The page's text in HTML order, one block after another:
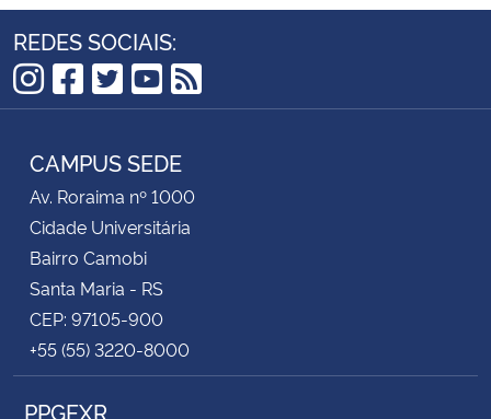
REDES SOCIAIS:
Instagram
Facebook
Twitter
YouTube
RSS
CAMPUS SEDE
Av. Roraima nº 1000
Cidade Universitária
Bairro Camobi
Santa Maria - RS
CEP: 97105-900
+55 (55) 3220-8000
PPGEXR